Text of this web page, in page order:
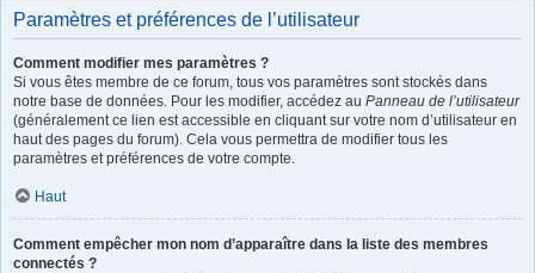
Paramètres et préférences de l’utilisateur
Comment modifier mes paramètres ?
Si vous êtes membre de ce forum, tous vos paramètres sont stockés dans
notre base de données. Pour les modifier, accédez au Panneau de l’utilisateur
(généralement ce lien est accessible en cliquant sur votre nom d’utilisateur en
haut des pages du forum). Cela vous permettra de modifier tous les
paramètres et préférences de votre compte.
Haut
Comment empêcher mon nom d’apparaître dans la liste des membres
connectés ?